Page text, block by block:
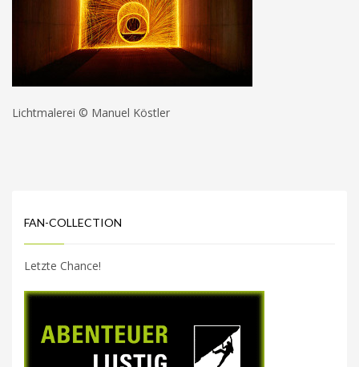
Lichtmalerei © Manuel Köstler
FAN-COLLECTION
Letzte Chance!